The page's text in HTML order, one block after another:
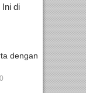
Ini di
dengan
0